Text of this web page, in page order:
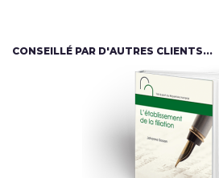
CONSEILLÉ PAR D'AUTRES CLIENTS...